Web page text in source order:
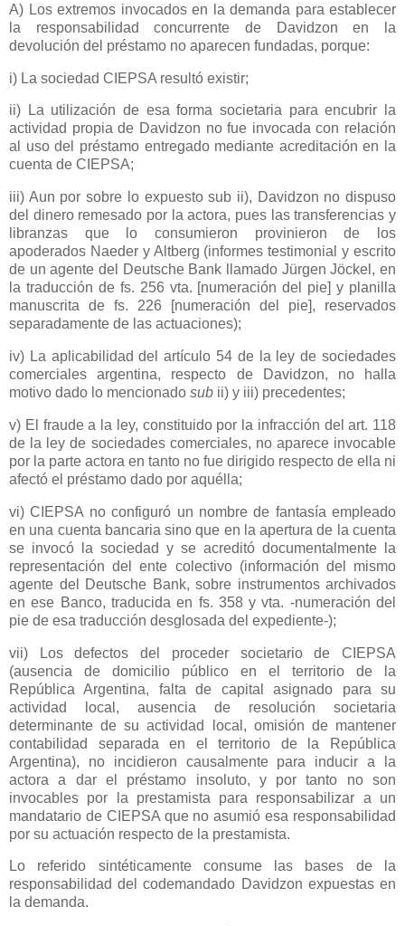
A) Los extremos invocados en la demanda para establecer
la responsabilidad concurrente de Davidzon en la
devolución del préstamo no aparecen fundadas, porque:
i) La sociedad CIEPSA resultó existir;
ii) La utilización de esa forma societaria para encubrir la
actividad propia de Davidzon no fue invocada con relación
al uso del préstamo entregado mediante acreditación en la
cuenta de CIEPSA;
iii) Aun por sobre lo expuesto sub ii), Davidzon no dispuso
del dinero remesado por la actora, pues las transferencias y
libranzas que lo consumieron provinieron de los
apoderados Naeder y Altberg (informes testimonial y escrito
de un agente del Deutsche Bank llamado Jürgen Jöckel, en
la traducción de fs. 256 vta. [numeración del pie] y planilla
manuscrita de fs. 226 [numeración del pie], reservados
separadamente de las actuaciones);
iv) La aplicabilidad del artículo 54 de la ley de sociedades
comerciales argentina, respecto de Davidzon, no halla
motivo dado lo mencionado sub ii) y iii) precedentes;
v) El fraude a la ley, constituido por la infracción del art. 118
de la ley de sociedades comerciales, no aparece invocable
por la parte actora en tanto no fue dirigido respecto de ella ni
afectó el préstamo dado por aquélla;
vi) CIEPSA no configuró un nombre de fantasía empleado
en una cuenta bancaria sino que en la apertura de la cuenta
se invocó la sociedad y se acreditó documentalmente la
representación del ente colectivo (información del mismo
agente del Deutsche Bank, sobre instrumentos archivados
en ese Banco, traducida en fs. 358 y vta. -numeración del
pie de esa traducción desglosada del expediente-);
vii) Los defectos del proceder societario de CIEPSA
(ausencia de domicilio público en el territorio de
la
República Argentina, falta de capital asignado para su
actividad local, ausencia de resolución societaria
determinante de su actividad local, omisión de mantener
contabilidad separada en el territorio de
la República
Argentina), no incidieron causalmente para inducir a la
actora a dar el préstamo insoluto, y por tanto no son
invocables por la prestamista para responsabilizar a un
mandatario de CIEPSA que no asumió esa responsabilidad
por su actuación respecto de la prestamista.
Lo referido sintéticamente consume las bases de la
responsabilidad del codemandado Davidzon expuestas en
la demanda.